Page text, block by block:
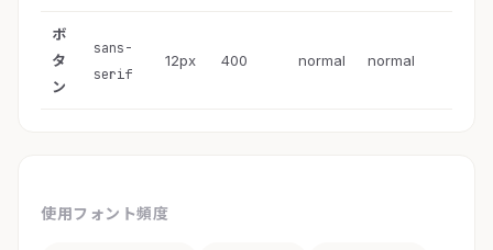
ボ
タ
ン
sans-
serif
12px 400 normal normal
使用フォント頻度